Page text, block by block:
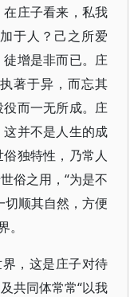
庄子看来，私我
于人？己之所爱
增是非而已。庄
著于异，而忘其
而一无所成。庄
并不是人生的成
独特性，乃常人
俗之用，“为是不
切顺其自然，方便
，这是庄子对待
共同体常常“以我